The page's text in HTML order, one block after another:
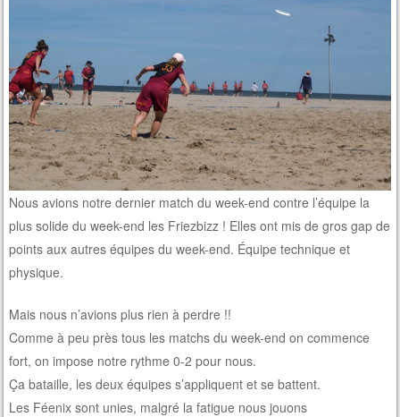
Nous avions notre dernier match du week-end contre l’équipe la
plus solide du week-end les Friezbizz ! Elles ont mis de gros gap de
points aux autres équipes du week-end. Équipe technique et
physique.
Mais nous n’avions plus rien à perdre !!
Comme à peu près tous les matchs du week-end on commence
fort, on impose notre rythme 0-2 pour nous.
Ça bataille, les deux équipes s’appliquent et se battent.
Les Féenix sont unies, malgré la fatigue nous jouons